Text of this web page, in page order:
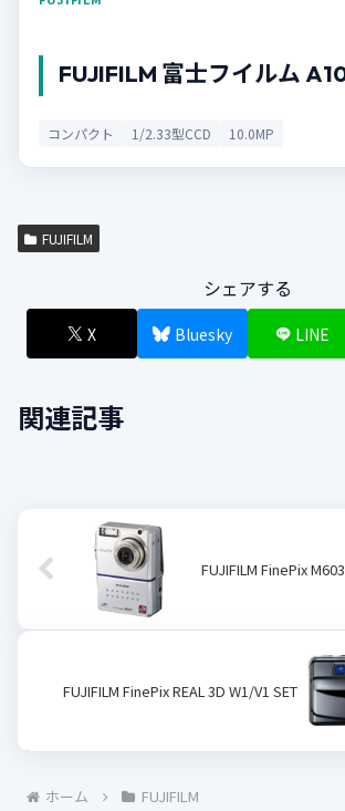
FUJIFILM 富士フイルム
コンパクト 1/2.33型CCD 10.0MP
FUJIFILM
シェアする
X Bluesky LINE
関連記事
FUJIFILM FinePix M603
FUJIFILM FinePix REAL 3D W1/V1 SET
ホーム FUJIFILM